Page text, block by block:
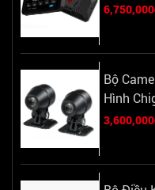
Bộ
Hình